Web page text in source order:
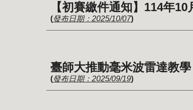
【初賽繳件通知】114年
(發布日期：2025/10/07)
臺師大推動毫米波雷達教
(發布日期：2025/09/19)